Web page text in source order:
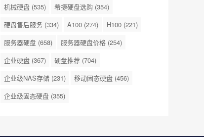
机械硬盘 (535) 希捷硬盘选购 (354)
硬盘售后服务 (334) A100 (274) H100 (221)
服务器硬盘 (658) 服务器硬盘价格 (254)
企业硬盘 (367) 硬盘推荐 (704)
企业级NAS存储 (231) 移动固态硬盘 (456)
企业级固态硬盘 (355)